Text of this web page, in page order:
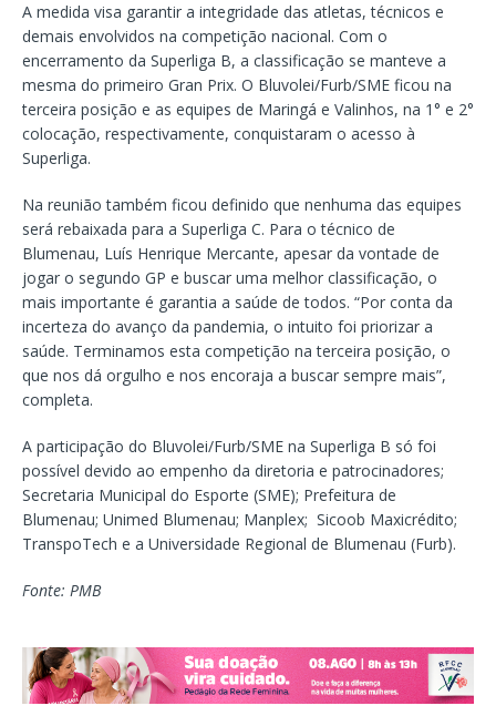
A medida visa garantir a integridade das atletas, técnicos e
demais envolvidos na competição nacional. Com o
encerramento da Superliga B, a classificação se manteve a
mesma do primeiro Gran Prix. O Bluvolei/Furb/SME ficou na
terceira posição e as equipes de Maringá e Valinhos, na 1° e 2°
colocação, respectivamente, conquistaram o acesso à
Superliga.
Na reunião também ficou definido que nenhuma das equipes
será rebaixada para a Superliga C. Para o técnico de
Blumenau, Luís Henrique Mercante, apesar da vontade de
jogar o segundo GP e buscar uma melhor classificação, o
mais importante é garantia a saúde de todos. “Por conta da
incerteza do avanço da pandemia, o intuito foi priorizar a
saúde. Terminamos esta competição na terceira posição, o
que nos dá orgulho e nos encoraja a buscar sempre mais”,
completa.
A participação do Bluvolei/Furb/SME na Superliga B só foi
possível devido ao empenho da diretoria e patrocinadores;
Secretaria Municipal do Esporte (SME); Prefeitura de
Blumenau; Unimed Blumenau; Manplex; Sicoob Maxicrédito;
TranspoTech e a Universidade Regional de Blumenau (Furb).
Fonte: PMB